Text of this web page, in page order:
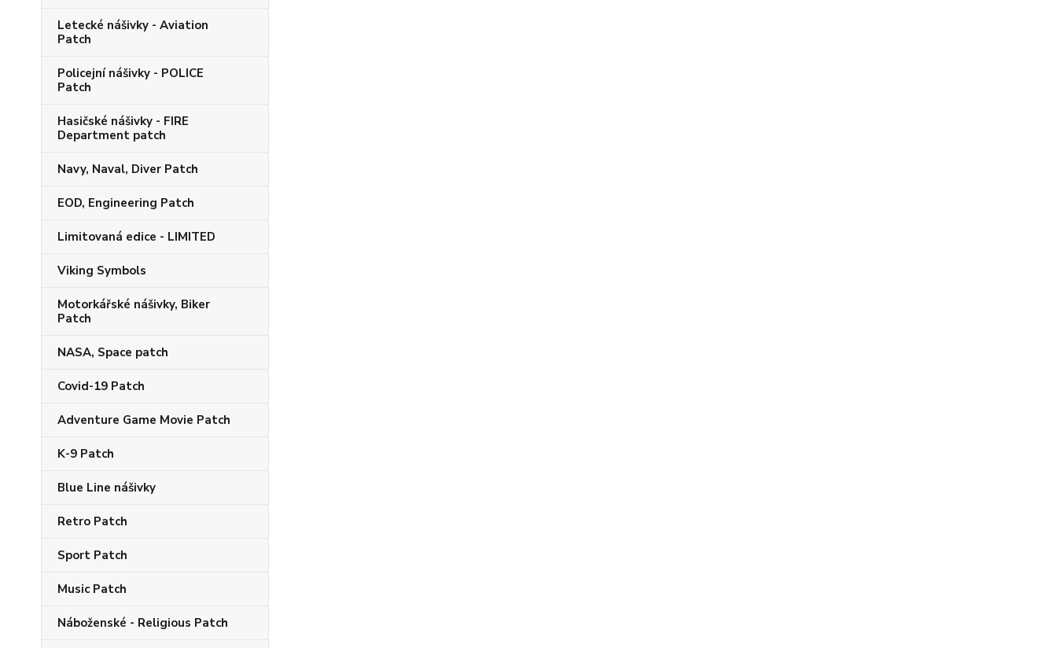
Letecké nášivky - Aviation
Patch
Policejní nášivky - POLICE
Patch
Hasičské nášivky - FIRE
Department patch
Navy, Naval, Diver Patch
EOD, Engineering Patch
Limitovaná edice - LIMITED
Viking Symbols
Motorkářské nášivky, Biker
Patch
NASA, Space patch
Covid-19 Patch
Adventure Game Movie Patch
K-9 Patch
Blue Line nášivky
Retro Patch
Sport Patch
Music Patch
Náboženské - Religious Patch